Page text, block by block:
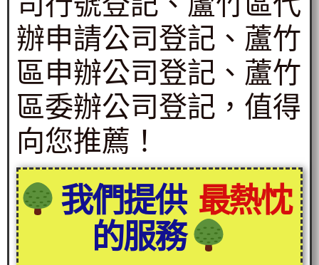
辦申請公司登記、蘆竹
區申辦公司登記、蘆竹
區委辦公司登記，值得
向您推薦！
我們提供 最熱忱
的服務